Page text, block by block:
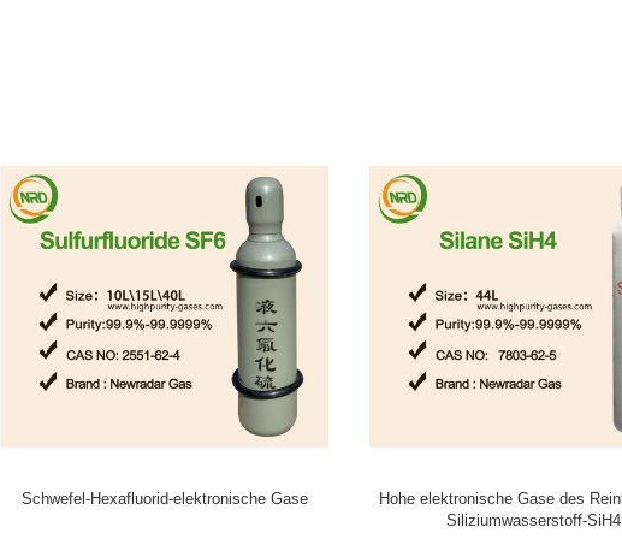
Balancen-Luftelektronengas des Isobutylen-
Stickstofffluorid NF3, Gas